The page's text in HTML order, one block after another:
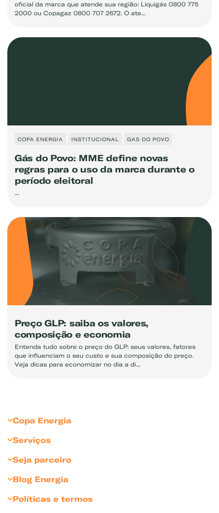
oficial da marca que atende sua região: Liquigás 0800 775
2000 ou Copagaz 0800 707 2672. O ate...
COPA ENERGIA INSTITUCIONAL GAS DO POVO
Gás do Povo: MME define novas
regras para o uso da marca durante o
período eleitoral
...
Preço GLP: saiba os valores,
composição e economia
Entenda tudo sobre o preço do GLP: seus valores, fatores
que influenciam o seu custo e sua composição do preço.
Veja dicas para economizar no dia a di...
Copa Energia
Liquigás
Compliance
Serviços
Gás para Comércios
Gás para Indústrias
Seja parceiro
Divulgue sua marca
Blog Energia
Políticas e termos